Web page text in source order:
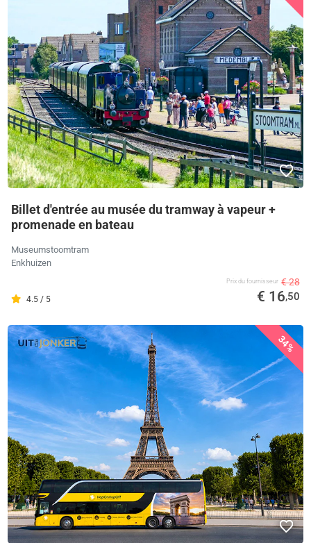
Billet d'entrée au musée du tramway à vapeur +
promenade en bateau
Museumstoomtram
Enkhuizen
4.5 / 5
Prix ​​du fournisseur € 28
€ 16,50
34%